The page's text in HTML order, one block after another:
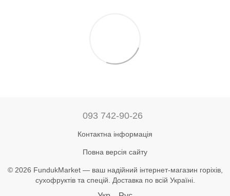
093 742-90-26
Контактна інформація
Повна версія сайту
© 2026 FundukMarket — ваш надійний інтернет-магазин горіхів,
сухофруктів та спецій. Доставка по всій Україні.